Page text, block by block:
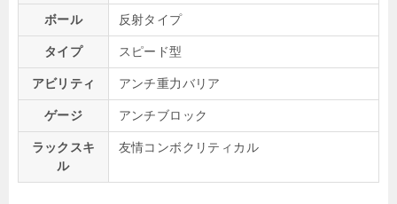
ボール 反射タイプ
タイプ スピード型
アビリティ アンチ重力バリア
ゲージ アンチブロック
ラックスキ
ル
友情コンボクリティカル